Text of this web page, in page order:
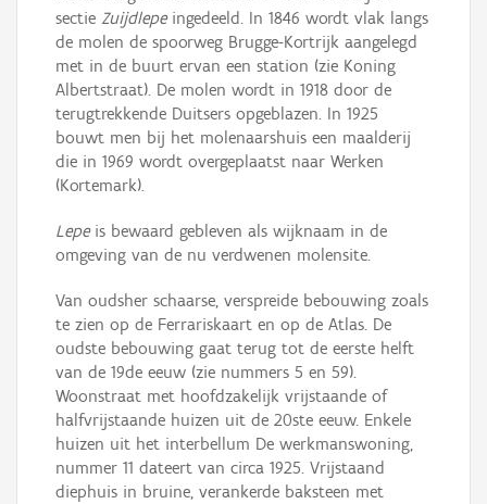
sectie Zuijdlepe ingedeeld. In 1846 wordt vlak langs
de molen de spoorweg Brugge-Kortrijk aangelegd
met in de buurt ervan een station (zie Koning
Albertstraat). De molen wordt in 1918 door de
terugtrekkende Duitsers opgeblazen. In 1925
bouwt men bij het molenaarshuis een maalderij
die in 1969 wordt overgeplaatst naar Werken
(Kortemark).
Lepe is bewaard gebleven als wijknaam in de
omgeving van de nu verdwenen molensite.
Van oudsher schaarse, verspreide bebouwing zoals
te zien op de Ferrariskaart en op de Atlas. De
oudste bebouwing gaat terug tot de eerste helft
van de 19de eeuw (zie nummers 5 en 59).
Woonstraat met hoofdzakelijk vrijstaande of
halfvrijstaande huizen uit de 20ste eeuw. Enkele
huizen uit het interbellum De werkmanswoning,
nummer 11 dateert van circa 1925. Vrijstaand
diephuis in bruine, verankerde baksteen met